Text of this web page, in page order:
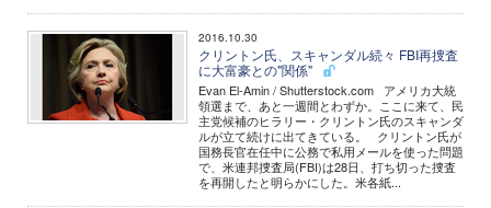
2016.10.30
クリントン氏、スキャンダル続々 FBI再捜査
に大富豪との"関係"
Evan El-Amin / Shutterstock.com アメリカ大統
領選まで、あと一週間とわずか。ここに来て、民
主党候補のヒラリー・クリントン氏のスキャンダ
ルが立て続けに出てきている。 クリントン氏が
国務長官在任中に公務で私用メールを使った問題
で、米連邦捜査局(FBI)は28日、打ち切った捜査
を再開したと明らかにした。米各紙...